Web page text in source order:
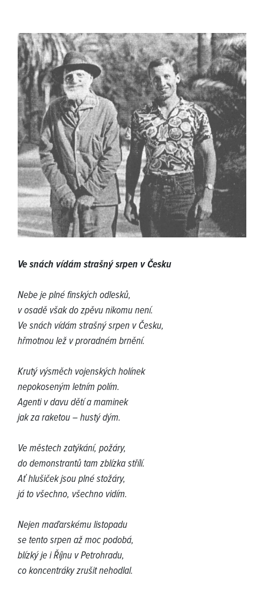
Ve snách vídám strašný srpen v Česku
Nebe je plné finských odlesků,
v osadě však do zpěvu nikomu není.
Ve snách vídám strašný srpen v Česku,
hřmotnou lež v proradném brnění.
Krutý výsměch vojenských holínek
nepokoseným letním polím.
Agenti v davu dětí a maminek
jak za raketou – hustý dým.
Ve městech zatýkání, požáry,
do demonstrantů tam zblízka střílí.
Ať hlušiček jsou plné stožáry,
já to všechno, všechno vidím.
Nejen maďarskému listopadu
se tento srpen až moc podobá,
blízký je i Říjnu v Petrohradu,
co koncentráky zrušit nehodlal.